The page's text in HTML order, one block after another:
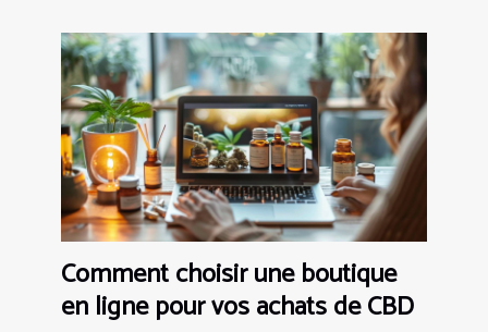
Comment choisir une boutique
en ligne pour vos achats de CBD